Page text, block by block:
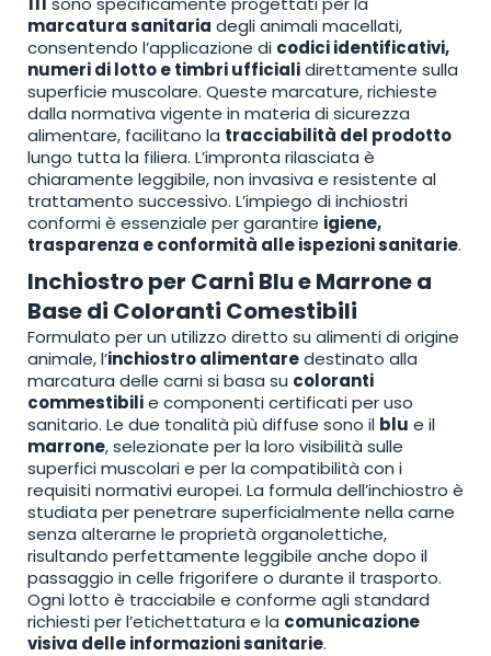
marcatura sanitaria degli animali macellati,
consentendo l’applicazione di codici identificativi,
numeri di lotto e timbri ufficialidirettamente sulla
superficie muscolare. Queste marcature, richieste
dalla normativa vigente in materia di sicurezza
alimentare, facilitano la tracciabilità del prodotto
lungo tutta la filiera. L’impronta rilasciata è
chiaramente leggibile, non invasiva e resistente al
trattamento successivo. L’impiego di inchiostri
conformi è essenziale per garantire igiene,
trasparenza e conformità alle ispezioni sanitarie.
Inchiostro per Carni Blu e Marrone a
Base di Coloranti Comestibili
Formulato per un utilizzo diretto su alimenti di origine
animale, l’inchiostro alimentaredestinato alla
marcatura delle carni si basa su coloranti
commestibilie componenti certificati per uso
sanitario. Le due tonalità più diffuse sono il blu e il
marrone, selezionate per la loro visibilità sulle
superfici muscolari e per la compatibilità con i
requisiti normativi europei. La formula dell’inchiostro è
studiata per penetrare superficialmente nella carne
senza alterarne le proprietà organolettiche,
risultando perfettamente leggibile anche dopo il
passaggio in celle frigorifere o durante il trasporto.
Ogni lotto è tracciabile e conforme agli standard
richiesti per l’etichettatura e la comunicazione
visiva delle informazioni sanitarie.